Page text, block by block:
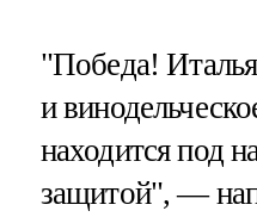
"Победа!
и
находится под
защитой", —